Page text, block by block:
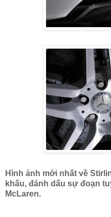
Hình ảnh mới nhất về
khấu, đánh dấu sự đoạn
McLaren.